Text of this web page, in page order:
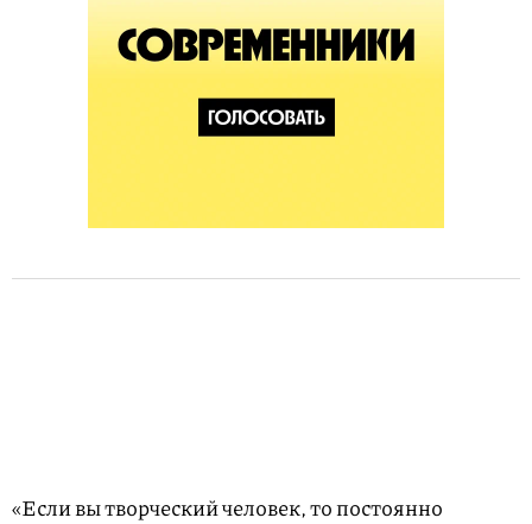
«Если вы творческий человек, то постоянно